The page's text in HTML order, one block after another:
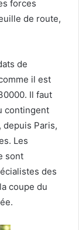
forces
de route,
de
il est
Il faut
contingent
Paris,
Les
sont
des
coupe du